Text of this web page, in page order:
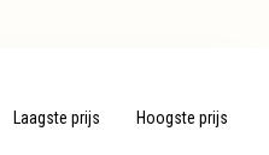
Laagste prijs Hoogste prijs